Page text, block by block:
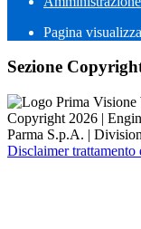
Pagina
Sezione
Copyright 2026 |
Parma S.p.A. |
Disclaimer trattamento